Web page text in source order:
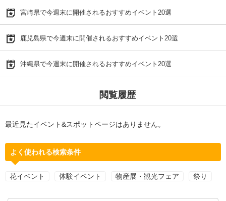
宮崎県で今週末に開催されるおすすめイベント20選
鹿児島県で今週末に開催されるおすすめイベント20選
沖縄県で今週末に開催されるおすすめイベント20選
閲覧履歴
最近見たイベント&スポットページはありません。
よく使われる検索条件
花イベント 体験イベント 物産展・観光フェア 祭り